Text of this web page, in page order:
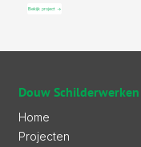
Bekijk project ->
Douw Schilderwerken
Home
Projecten